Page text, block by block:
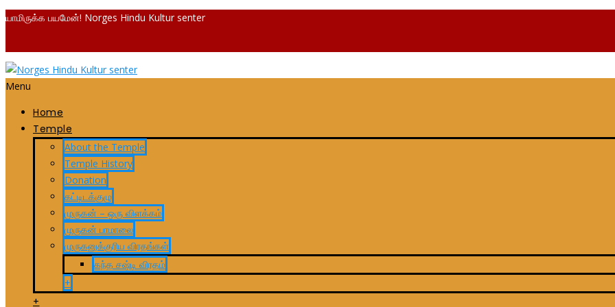
யாமிருக்க பயமேன்! Norges Hindu Kultur senter
Menu
Home
Temple
About the Temple
Temple History
Donation
கட்டிடக்குழு
முருகன் – ஒரு விளக்கம்
முருகன் பாமாலை
முருகனுக்குரிய விரதங்கள்
கந்த சஷ்டி விரதம்
+
+